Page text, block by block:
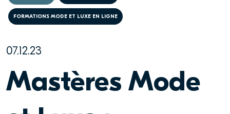
07.12.23
FORMATIONS MODE ET LUXE EN LIGNE
Mastères Mode